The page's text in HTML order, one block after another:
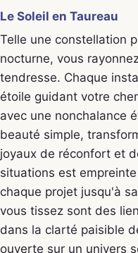
Le Soleil en Taureau
Telle une constellation
nocturne, vous
tendresse. Chaque
étoile guidant votre
avec une nonchalance
beauté simple,
joyaux de réconfort et
situations est
chaque projet jusqu'à
vous tissez sont des
dans la clarté paisible
ouverte sur un univers